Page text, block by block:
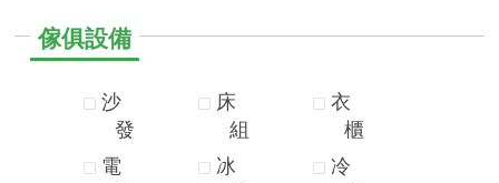
傢俱設備
沙
發
電
床
組
冰
衣
櫃
冷